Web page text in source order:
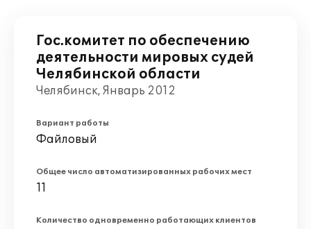
Гос.комитет по обеспечению
деятельности мировых судей
Челябинской области
Челябинск, Январь 2012
Вариант работы
Файловый
Общее число автоматизированных рабочих мест
11
Количество одновременно работающих клиентов